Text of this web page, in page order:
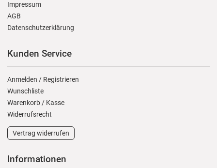
Impressum
AGB
Daten­schutz­erklärung
Kunden Service
Anmelden / Registrieren
Wunschliste
Warenkorb / Kasse
Widerrufs­recht
Vertrag widerrufen
Informationen